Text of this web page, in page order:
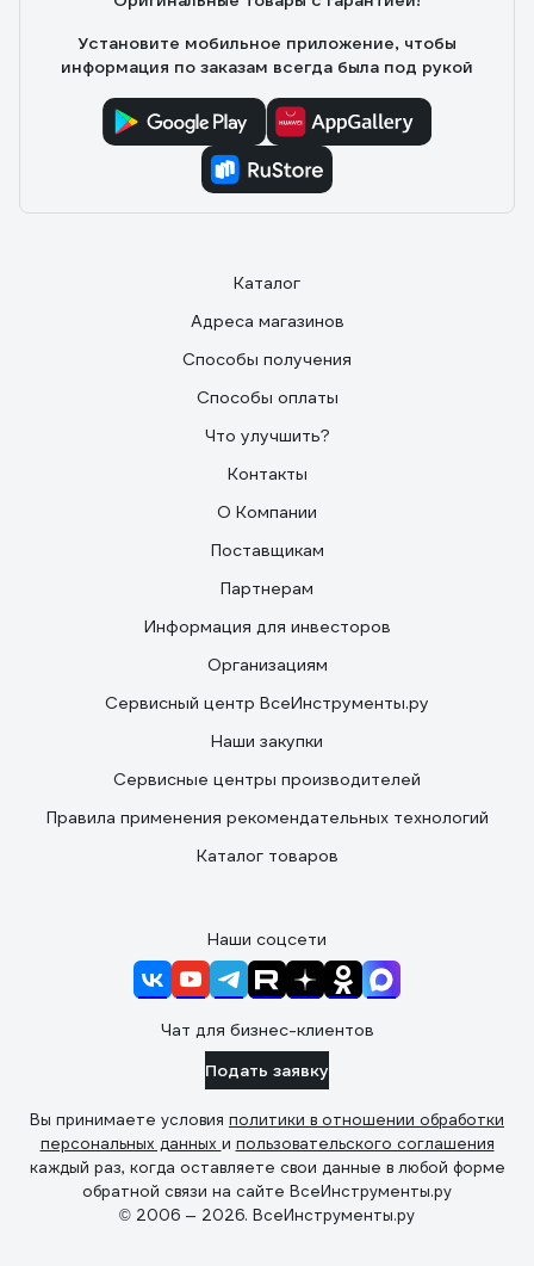
Установите мобильное приложение, чтобы
информация по заказам всегда была под рукой
Каталог
Адреса магазинов
Способы получения
Способы оплаты
Что улучшить?
Контакты
О Компании
Поставщикам
Партнерам
Информация для инвесторов
Организациям
Сервисный центр ВсеИнструменты.ру
Наши закупки
Сервисные центры производителей
Правила применения рекомендательных технологий
Каталог товаров
Наши соцсети
Чат для бизнес-клиентов
Подать заявку
Вы принимаете условия политики в отношении обработки
персональных данных и пользовательского соглашения
каждый раз, когда оставляете свои данные в любой форме
обратной связи на сайте ВсеИнструменты.ру
© 2006 — 2026. ВсеИнструменты.ру